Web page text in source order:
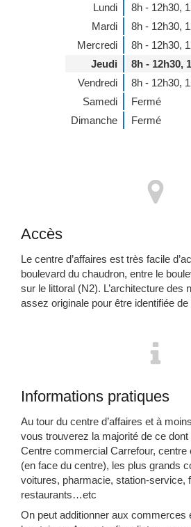
Lundi 8h - 12h30,
Mardi
8h - 12h30,
Mercredi
8h - 12h30,
Jeudi
8h - 12h30,
Vendredi
8h - 12h30,
Samedi
Fermé
Dimanche
Fermé
Accès
Le centre d’affaires est très facile
boulevard du chaudron, entre le
sur le littoral (N2). L’architecture des
assez originale pour être identifiée de
Informations pratiques
Au tour du centre d’affaires et à
vous trouverez la majorité de ce
Centre commercial Carrefour,
(en face du centre), les plus grands
voitures, pharmacie, station-service,
restaurants…etc
On peut additionner aux commerces